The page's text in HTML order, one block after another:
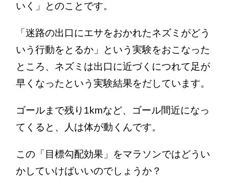
いく」とのことです。
「迷路の出口にエサをおかれたネズミがどう
いう行動をとるか」という実験をおこなった
ところ、ネズミは出口に近づくにつれて足が
早くなったという実験結果をだしています。
ゴールまで残り1kmなど、ゴール間近になっ
てくると、人は体が動くんです。
この「目標勾配効果」をマラソンではどうい
かしていけばいいのでしょうか？